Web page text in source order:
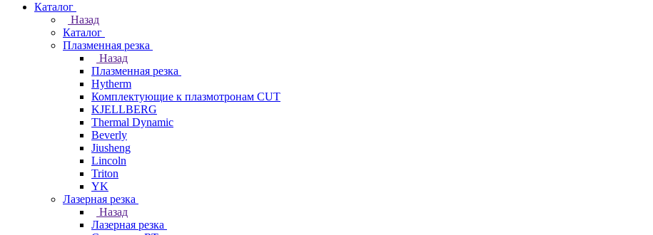
Каталог
Назад
Каталог
Плазменная резка
Назад
Плазменная резка
Hytherm
Комплектующие к плазмотронам CUT
KJELLBERG
Thermal Dynamic
Beverly
Jiusheng
Lincoln
Triton
YK
Лазерная резка
Назад
Лазерная резка